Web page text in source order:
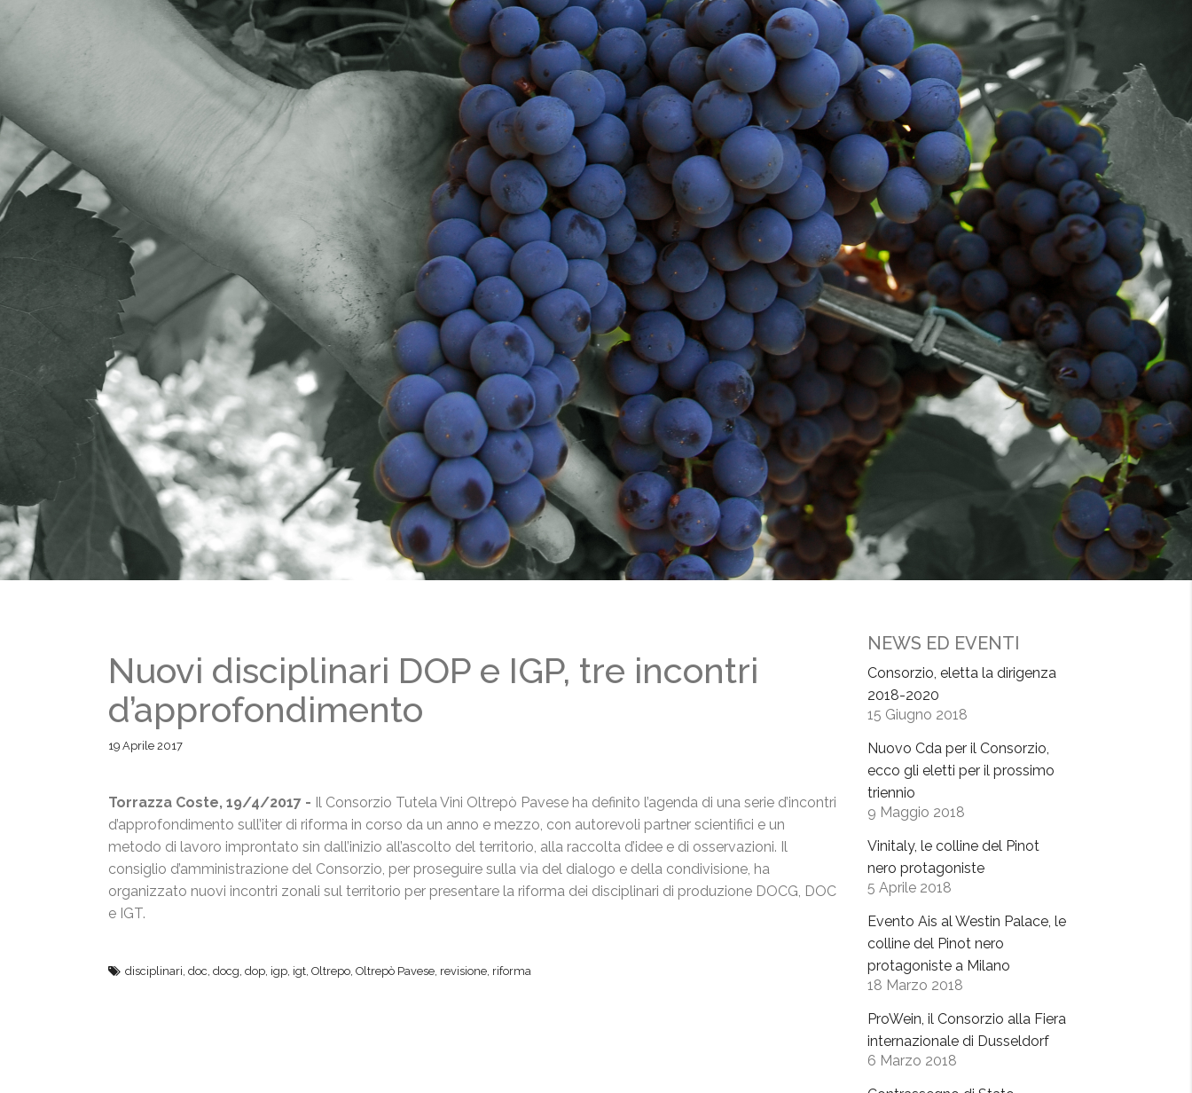
Nuovi disciplinari DOP e IGP, tre incontri
d’approfondimento
19 Aprile 2017
Torrazza Coste, 19/4/2017 - Il Consorzio Tutela Vini Oltrepò Pavese ha definito l’agenda di una serie d’incontri
d’approfondimento sull’iter di riforma in corso da un anno e mezzo, con autorevoli partner scientifici e un
metodo di lavoro improntato sin dall’inizio all’ascolto del territorio, alla raccolta d’idee e di osservazioni. Il
consiglio d’amministrazione del Consorzio, per proseguire sulla via del dialogo e della condivisione, ha
organizzato nuovi incontri zonali sul territorio per presentare la riforma dei disciplinari di produzione DOCG, DOC
e IGT.
disciplinari, doc, docg, dop, igp, igt, Oltrepo, Oltrepò Pavese, revisione, riforma
NEWS ED EVENTI
Consorzio, eletta la dirigenza
2018-2020
15 Giugno 2018
Nuovo Cda per il Consorzio,
ecco gli eletti per il prossimo
triennio
9 Maggio 2018
Vinitaly, le colline del Pinot
nero protagoniste
5 Aprile 2018
Evento Ais al Westin Palace, le
colline del Pinot nero
protagoniste a Milano
18 Marzo 2018
ProWein, il Consorzio alla Fiera
internazionale di Dusseldorf
6 Marzo 2018